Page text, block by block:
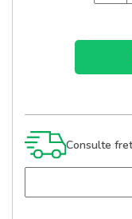
Consulte